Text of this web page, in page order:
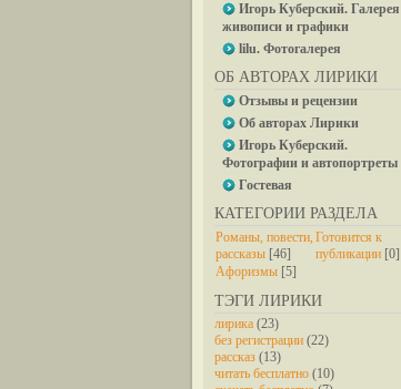
Игорь Куберский. Галерея
живописи и графики
lilu. Фотогалерея
ОБ АВТОРАХ ЛИРИКИ
Отзывы и рецензии
Об авторах Лирики
Игорь Куберский.
Фотографии и автопортреты
Гостевая
КАТЕГОРИИ РАЗДЕЛА
Романы, повести,
рассказы [46]
Готовится к
публикации [0]
Афоризмы [5]
ТЭГИ ЛИРИКИ
лирика (23)
без регистрации (22)
рассказ (13)
читать бесплатно (10)